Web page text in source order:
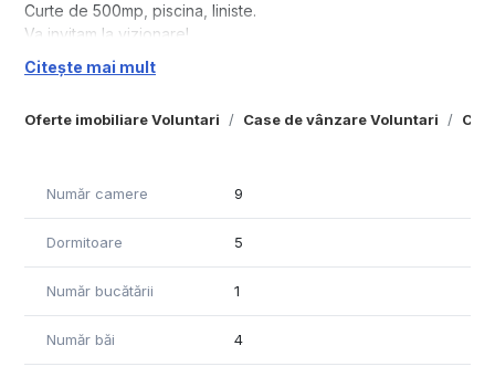
Oferte imobiliare Voluntari Case de vânzare Voluntari
Curte de 500mp, piscina, liniste.
Va invitam la vizionare!
Citește mai mult
Număr camere 9
Dormitoare 5
Număr bucătării 1
Număr băi 4